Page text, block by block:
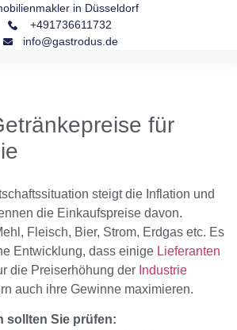
in Düsseldorf
info@gastrodus.de
+491736611732
für
steigt die Inflation und
die Einkaufspreise davon.
Fleisch, Bier, Strom, Erdgas etc. Es
Entwicklung, dass einige Lieferanten
die Preiserhöhung der Industrie
auch ihre Gewinne maximieren.
sollten Sie prüfen: